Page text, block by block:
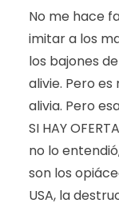
No me hace
imitar a los
los bajones
alivie. Pero
alivia. Pero
SI HAY
no lo
son los
USA, la